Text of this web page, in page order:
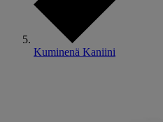
Kuminenä Kaniini